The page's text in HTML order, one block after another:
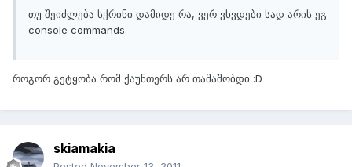
თუ შეიძლება სქრინი დამიდე რა, ვერ ვხვდები სად არის ეგ
console commands.
როგორ გეტყობა რომ ქაუნთერს არ თამაშობდი :D
skiamakia